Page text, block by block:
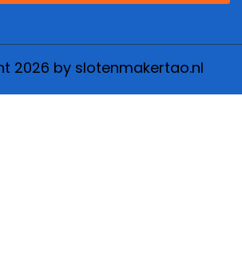
2026 by slotenmakertao.nl